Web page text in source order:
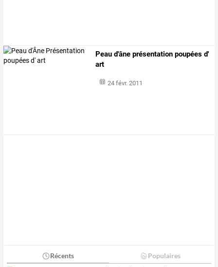
Peau d'âne présentation poupées d'
art
24 févr. 2011
Récents Populaires